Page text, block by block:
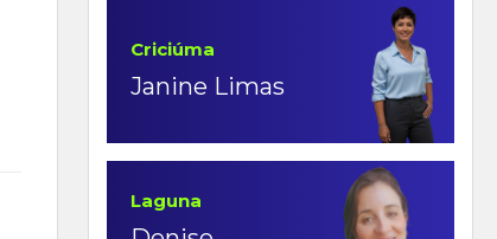
Criciúma
Janine Limas
Laguna